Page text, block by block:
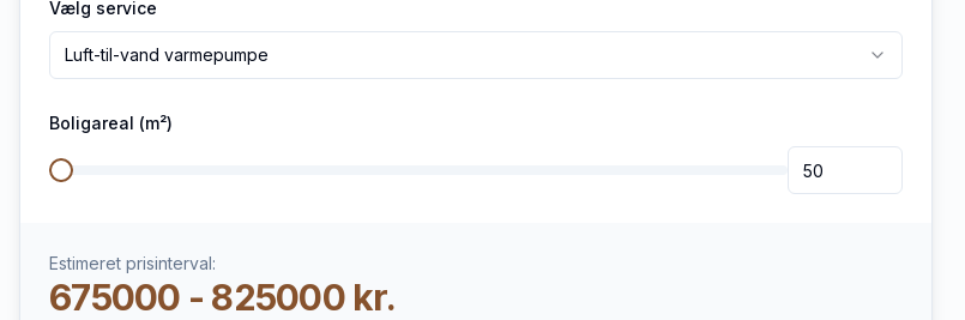
Vælg service
Luft-til-vand varmepumpe
Boligareal (m²)
Estimeret prisinterval:
675000 - 825000 kr.